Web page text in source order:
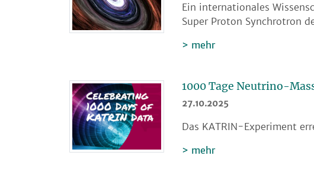
Ein internationales
Super Proton Synchrotron
mehr
1000 Tage Neutrino-
27.10.2025
Das KATRIN-Experiment
mehr